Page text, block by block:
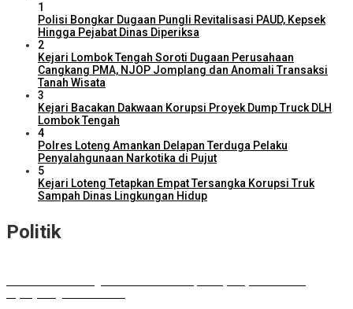
1
Polisi Bongkar Dugaan Pungli Revitalisasi PAUD, Kepsek
Hingga Pejabat Dinas Diperiksa
2
Kejari Lombok Tengah Soroti Dugaan Perusahaan
Cangkang PMA, NJOP Jomplang dan Anomali Transaksi
Tanah Wisata
3
Kejari Bacakan Dakwaan Korupsi Proyek Dump Truck DLH
Lombok Tengah
4
Polres Loteng Amankan Delapan Terduga Pelaku
Penyalahgunaan Narkotika di Pujut
5
Kejari Loteng Tetapkan Empat Tersangka Korupsi Truk
Sampah Dinas Lingkungan Hidup
Politik